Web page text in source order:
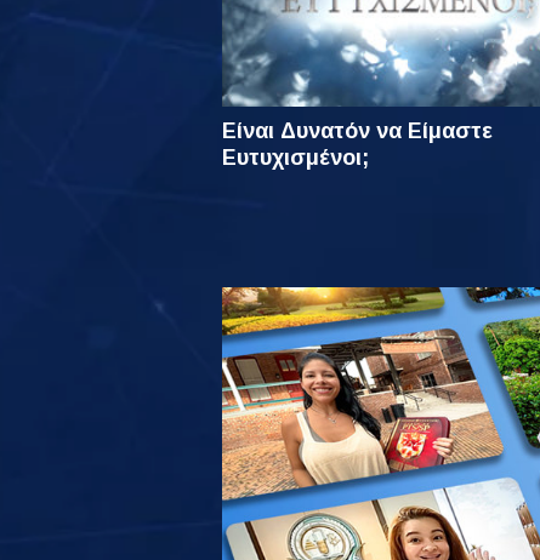
Είναι Δυνατόν να Είμαστε
Ευτυχισμένοι;